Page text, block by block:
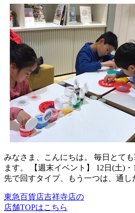
みなさま、こんにちは。 毎日とて
ます。 【週末イベント】 12日(土)
先で回すタイプ、もう一つは、通
東急百貨店吉祥寺店の
店舗TOPはこちら